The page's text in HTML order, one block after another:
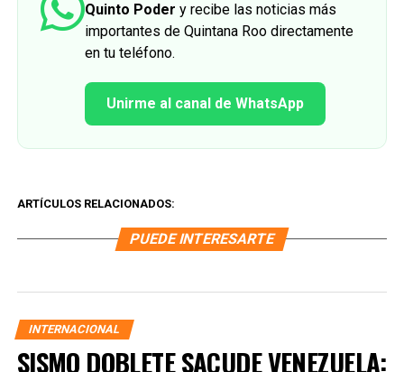
Quinto Poder y recibe las noticias más
importantes de Quintana Roo directamente
en tu teléfono.
Unirme al canal de WhatsApp
ARTÍCULOS RELACIONADOS:
PUEDE INTERESARTE
INTERNACIONAL
SISMO DOBLETE SACUDE VENEZUELA: